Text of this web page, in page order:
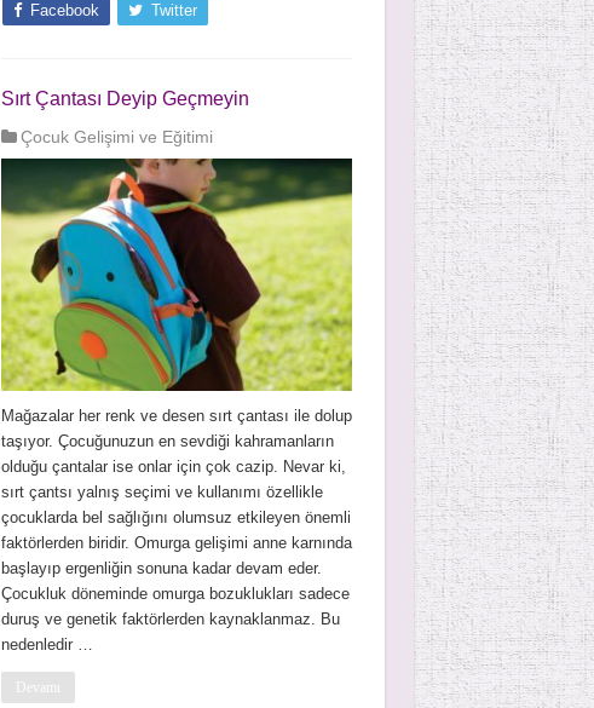
Facebook Twitter
Sırt Çantası Deyip Geçmeyin
Çocuk Gelişimi ve Eğitimi
Mağazalar her renk ve desen sırt çantası ile dolup
taşıyor. Çocuğunuzun en sevdiği kahramanların
olduğu çantalar ise onlar için çok cazip. Nevar ki,
sırt çantsı yalnış seçimi ve kullanımı özellikle
çocuklarda bel sağlığını olumsuz etkileyen önemli
faktörlerden biridir. Omurga gelişimi anne karnında
başlayıp ergenliğin sonuna kadar devam eder.
Çocukluk döneminde omurga bozuklukları sadece
duruş ve genetik faktörlerden kaynaklanmaz. Bu
nedenledir …
Devamı